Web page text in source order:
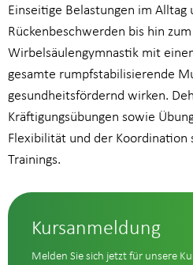
Einseitige Belastungen im
Rückenbeschwerden bis hin
Wirbelsäulengymnastik mit
gesamte rumpfstabilisierende
gesundheitsfördernd wirken.
Kräftigungsübungen sowie
Flexibilität und der Koordination
Trainings.
Kursanmeldung
Melden Sie sich jetzt für unsere